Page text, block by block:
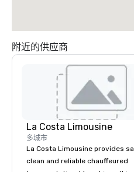
附近的供应商
La Costa Limousine
多城市
La Costa Limousine provides
clean and reliable chauffeured